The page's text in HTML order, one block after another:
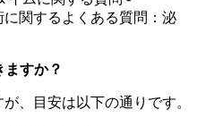
に関するよくある質問：泌
すか？
、目安は以下の通りです。